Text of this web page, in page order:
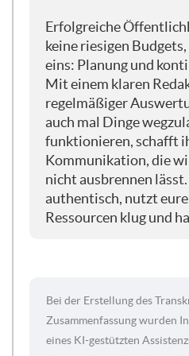
wirklich auch
Fragen schon zu
im Chat oder
Stück Papier, damit wir
Ende und zum Schluss
Diskussion kommen,
Erfahrung auch bei
Webinaren immer
gerade da sind
Diskussionen
auch wirklich sehr
hat oder was ihr so
Erfolgreiche
keine riesigen
eins: Planung und
Mit einem klaren
regelmäßiger
auch mal Dinge
funktionieren, schafft
Kommunikation, die
nicht ausbrennen
authentisch, nutzt
Ressourcen klug und
Bei der Erstellung des
Zusammenfassung wurden
eines KI-gestützten